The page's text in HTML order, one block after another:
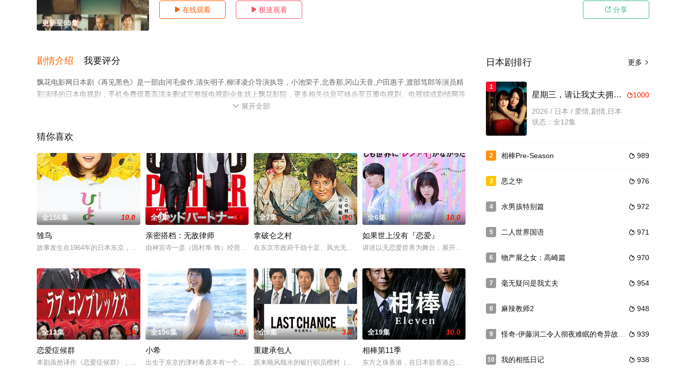
更新至05集
 在线观看  极速观看  分享
剧情介绍 我要评分
飘花电影网日本剧《再见黑色》是一部由河毛俊作,清矢明子,柳泽凌介导演执导，小池荣子,北香那,冈山天音,户田惠子,渡部笃郎等演员精
彩演绎的日本电视剧，手机免费观看高清未删减完整版电视剧全集就上飘花影院，更多相关信息可移步至豆瓣电视剧、电视猫或剧情网等
。
 展开全部
猜你喜欢
全156集 10.0
雏鸟
故事发生在1964年的日本东京，谷田部峰子（有村架纯 饰）出生在风景秀丽民风淳朴的小小山村之中，过着悠闲散漫，自由自在的生活。对于
全9集 6.0
亲密搭档：无敌律师
由神宮寺一彦（国村隼 饰）经营的律师事务所迎来了新人律师热海优作（贺来贤人 饰），他被分配到咲坂健人（竹野内丰 饰）麾下学习。咲坂
全7集 6.0
拿破仑之村
在东京市政府干劲十足、风光无限的浅井荣治（唐泽寿明 饰）对自己有着十足的信心，他相信只要全身心投入，任何难题都能迎刃而解。适值此时
全6集 10.0
如果世上没有『恋爱』
讲述以无恋爱世界为舞台，展开自觉身怀恋爱情感（被该世界视为异常）而挣扎的主角乙叶，与同为恋爱者却
全11集 6.0
恋爱症候群
本剧虽然译作《恋爱症候群》，但却没有像样的爱情故事在里头；本剧虽以寻找窃取公司钱财的罪犯为线索，但抓不抓得到主谋并非重要；本剧看似
全156集 1.0
小希
出生于东京的津村希原本有一个蛋糕师的梦想，但是满脑子不切实际想法的父亲津村彻（大泉洋 饰）让一家人的生活陷入危机，她和弟弟被迫跟着
全8集 3.0
重建承包人
原来顺风顺水的银行职员樫村（仲村亨 饰）因为银行合并，命运发生转变，他辞去银行的工作，毅然接受投资公司老板山本（大谷亮平 饰）的委
全19集 10.0
相棒第11季
东方之珠香港，在日本驻香港总领事馆内召开的上流阶层晚宴上，一名俊朗干练的年轻人伫立其中。他是警视
更多 
日本剧排行
1
1000
星期三，请让我丈夫拥抱你
2026 / 日本 / 爱情,剧情,日本
状态：全12集
2  989
相棒Pre-Season
3  976
恶之华
4  972
水男孩特别篇
5  971
二人世界国语
6  970
物产展之女：高崎篇
7  954
毫无疑问是我丈夫
8  948
麻辣教师2
9  939
怪奇-伊藤润二令人彻夜难眠的奇异故事－
10  938
我的相抵日记